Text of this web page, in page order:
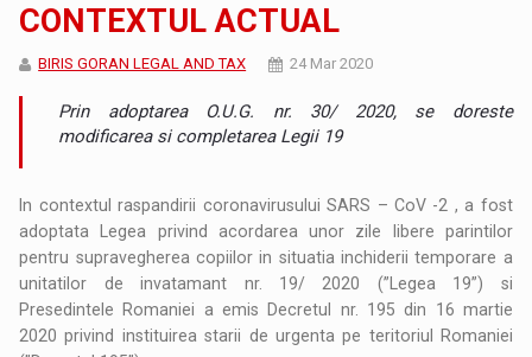
CONTEXTUL ACTUAL
BIRIS GORAN LEGAL AND TAX 24 Mar 2020
Prin adoptarea O.U.G. nr. 30/ 2020, se doreste
modificarea si completarea Legii 19
In contextul raspandirii coronavirusului SARS – CoV -2 , a fost
adoptata Legea privind acordarea unor zile libere parintilor
pentru supravegherea copiilor in situatia inchiderii temporare a
unitatilor de invatamant nr. 19/ 2020 (”Legea 19”) si
Presedintele Romaniei a emis Decretul nr. 195 din 16 martie
2020 privind instituirea starii de urgenta pe teritoriul Romaniei